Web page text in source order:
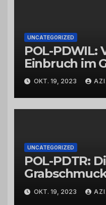
UNCATEGORIZED
POL-PDWIL:
Einbruch im
Wittlich
OKT. 19, 2023
UNCATEGORIZED
POL-PDTR:
OKT. 19, 2023